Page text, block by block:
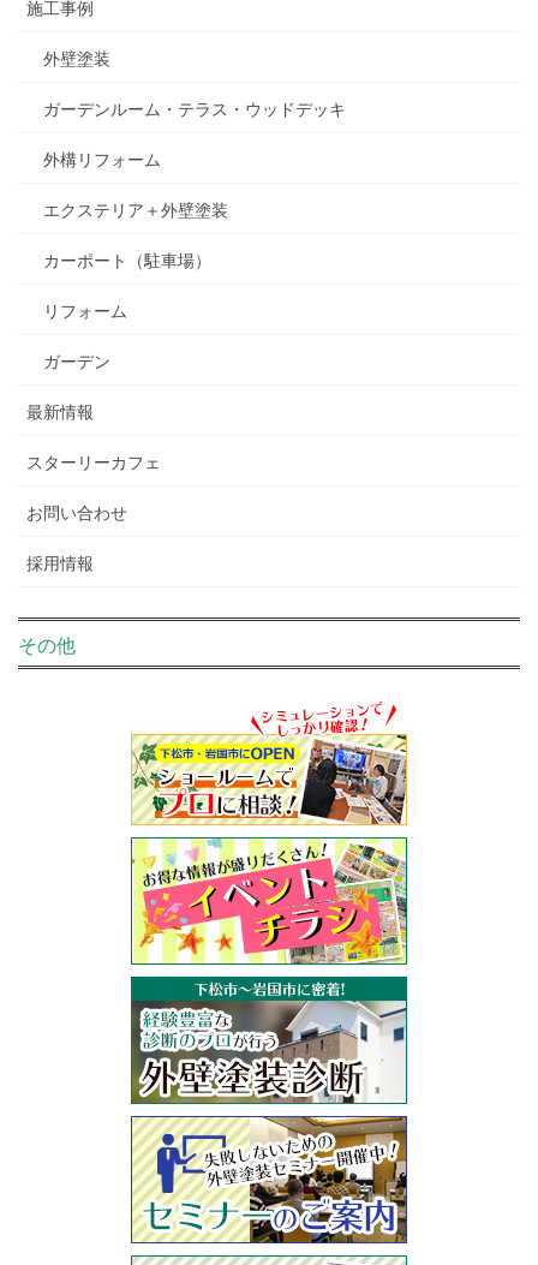
施工事例
外壁塗装
ガーデンルーム・テラス・ウッドデッキ
外構リフォーム
エクステリア＋外壁塗装
カーポート（駐車場）
リフォーム
ガーデン
最新情報
スターリーカフェ
お問い合わせ
採用情報
その他